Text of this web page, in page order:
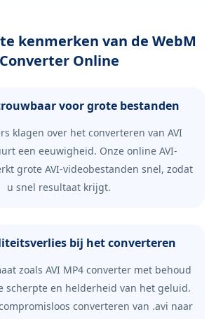
kenmerken van de WebM
Converter Online
voor grote bestanden
klagen over het converteren van AVI
een eeuwigheid. Onze online AVI-
grote AVI-videobestanden snel, zodat
u snel resultaat krijgt.
bij het converteren
zoals AVI MP4 converter met behoud
scherpte en helderheid van het geluid.
converteren van .avi naar